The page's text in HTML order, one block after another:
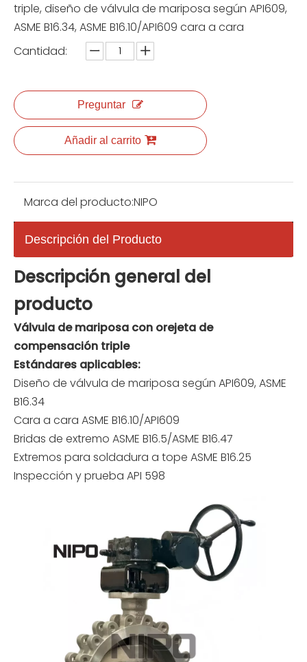
triple, diseño de válvula de mariposa según API609,
ASME B16.34, ASME B16.10/API609 cara a cara
Cantidad:
Preguntar
Añadir al carrito
Marca del producto:NIPO
Descripción del Producto
Descripción general del
producto
Válvula de mariposa con orejeta de
compensación triple
Estándares aplicables:
Diseño de válvula de mariposa según API609, ASME
B16.34
Cara a cara ASME B16.10/API609
Bridas de extremo ASME B16.5/ASME B16.47
Extremos para soldadura a tope ASME B16.25
Inspección y prueba API 598